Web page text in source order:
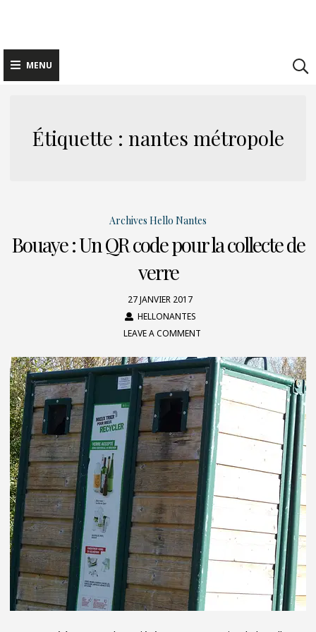
content
MENU
Étiquette : nantes métropole
Archives Hello Nantes
Bouaye : Un QR code pour la collecte de
verre
27 JANVIER 2017
HELLONANTES
LEAVE A COMMENT
:
UN
QR
CODE
POUR
LA
COLLECTE
DE
VERRE